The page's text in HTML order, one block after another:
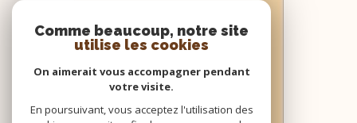
Comme beaucoup, notre site
utilise les cookies
On aimerait vous accompagner pendant
votre visite.
En poursuivant, vous acceptez l'utilisation des